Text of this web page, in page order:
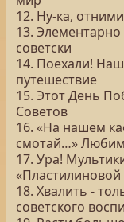
12. Ну-ка,
13.
советски
14. Поехали!
путешествие
15. Этот День
Советов
16. «На нашем
смотай…»
17. Ура!
18. Хвалить -
советского